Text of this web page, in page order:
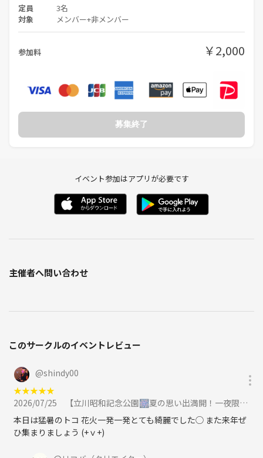
定員 3名
対象 メンバー+非メンバー
参加料 ￥2,000
募集終了
イベント参加はアプリが必要です
主催者へ問い合わせ
このサークルのイベントレビュー
@shindy00
★★★★★
2026/07/25
【立川昭和記念公園🎆夏の思い出満開！一夜限りの花火スペシャルに参加
本日は猛暑のトコ 花火一発一発とても綺麗でした◯ また来年ぜ
ひ集まりましょう (+ｖ+)